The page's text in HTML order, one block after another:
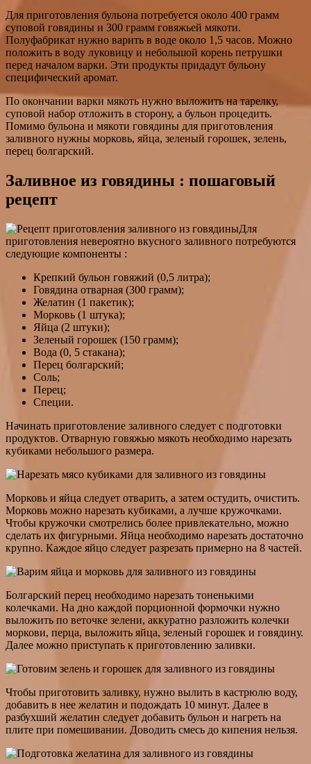
Для приготовления бульона потребуется около 400 грамм
суповой говядины и 300 грамм говяжьей мякоти.
Полуфабрикат нужно варить в воде около 1,5 часов. Можно
положить в воду луковицу и небольшой корень петрушки
перед началом варки. Эти продукты придадут бульону
специфический аромат.
По окончании варки мякоть нужно выложить на тарелку,
суповой набор отложить в сторону, а бульон процедить.
Помимо бульона и мякоти говядины для приготовления
заливного нужны морковь, яйца, зеленый горошек, зелень,
перец болгарский.
Заливное из говядины : пошаговый
рецепт
Для
приготовления невероятно вкусного заливного потребуются
следующие компоненты :
Крепкий бульон говяжий (0,5 литра);
Говядина отварная (300 грамм);
Желатин (1 пакетик);
Морковь (1 штука);
Яйца (2 штуки);
Зеленый горошек (150 грамм);
Вода (0, 5 стакана);
Перец болгарский;
Соль;
Перец;
Специи.
Начинать приготовление заливного следует с подготовки
продуктов. Отварную говяжью мякоть необходимо нарезать
кубиками небольшого размера.
Морковь и яйца следует отварить, а затем остудить, очистить.
Морковь можно нарезать кубиками, а лучше кружочками.
Чтобы кружочки смотрелись более привлекательно, можно
сделать их фигурными. Яйца необходимо нарезать достаточно
крупно. Каждое яйцо следует разрезать примерно на 8 частей.
Болгарский перец необходимо нарезать тоненькими
колечками. На дно каждой порционной формочки нужно
выложить по веточке зелени, аккуратно разложить колечки
моркови, перца, выложить яйца, зеленый горошек и говядину.
Далее можно приступать к приготовлению заливки.
Чтобы приготовить заливку, нужно вылить в кастрюлю воду,
добавить в нее желатин и подождать 10 минут. Далее в
разбухший желатин следует добавить бульон и нагреть на
плите при помешивании. Доводить смесь до кипения нельзя.